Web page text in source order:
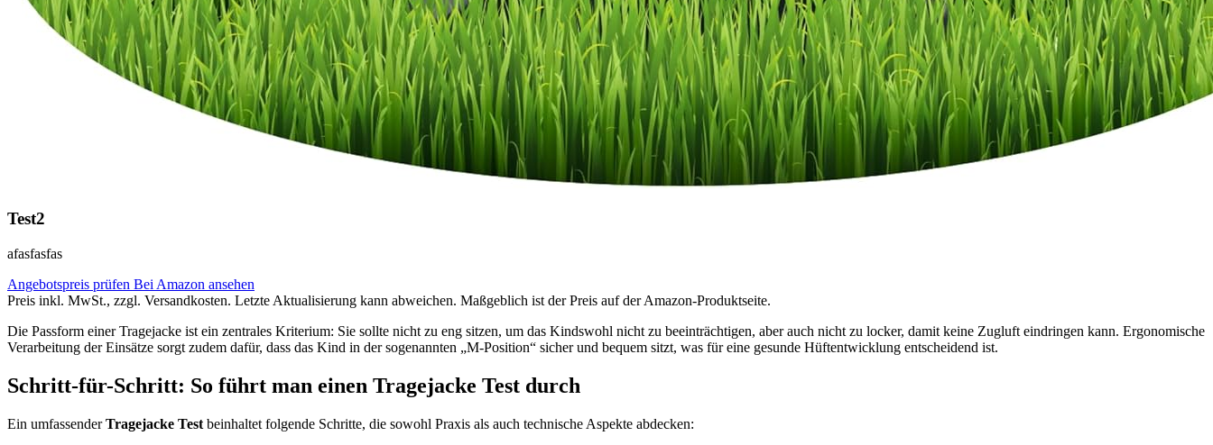
Test2
afasfasfas
Angebotspreis prüfen Bei Amazon ansehen
Preis inkl. MwSt., zzgl. Versandkosten. Letzte Aktualisierung kann abweichen. Maßgeblich ist der Preis auf der Amazon-Produktseite.
Die Passform einer Tragejacke ist ein zentrales Kriterium: Sie sollte nicht zu eng sitzen, um das Kindswohl nicht zu beeinträchtigen, aber auch nicht zu locker, damit keine Zugluft eindringen kann. Ergonomische
Verarbeitung der Einsätze sorgt zudem dafür, dass das Kind in der sogenannten „M-Position“ sicher und bequem sitzt, was für eine gesunde Hüftentwicklung entscheidend ist.
Schritt-für-Schritt: So führt man einen Tragejacke Test durch
Ein umfassenderTragejacke Test beinhaltet folgende Schritte, die sowohl Praxis als auch technische Aspekte abdecken: